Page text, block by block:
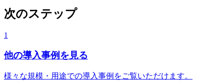
次のステップ
1
他の導入事例を見る
様々な規模・用途での導入事例をご覧いただけます。